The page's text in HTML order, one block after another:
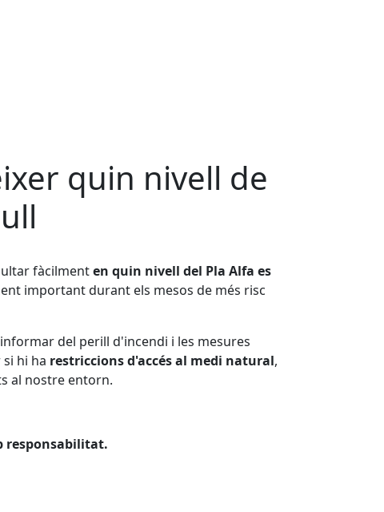
quin nivell de
fàcilmenten quin nivell del Pla Alfa es
important durant els mesos de més risc
del perill d'incendi i les mesures
hi ha restriccions d'accés al medi natural,
al nostre entorn.
responsabilitat.